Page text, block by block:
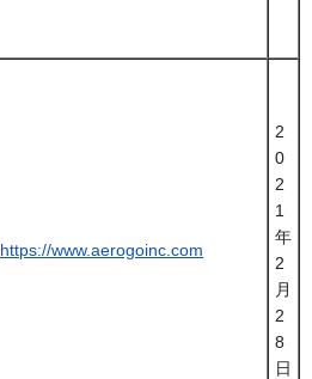
https://www.aerogoinc.com
2
0
2
1
年
2
月
2
8
日